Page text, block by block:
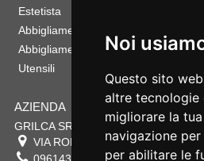
Noi
Questo sito
altre tecnologie
migliorare la
navigazione
per abilitare le
Estetista
Abbigliamento Sportivo
Abbigliamento Bambino
Utensili
AZIENDA
GRILCA SRL
VIA ROMA 180 88054 SERSALE